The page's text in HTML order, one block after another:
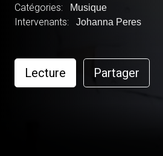
Catégories: Musique
Intervenants: Johanna Peres
Lecture Partager